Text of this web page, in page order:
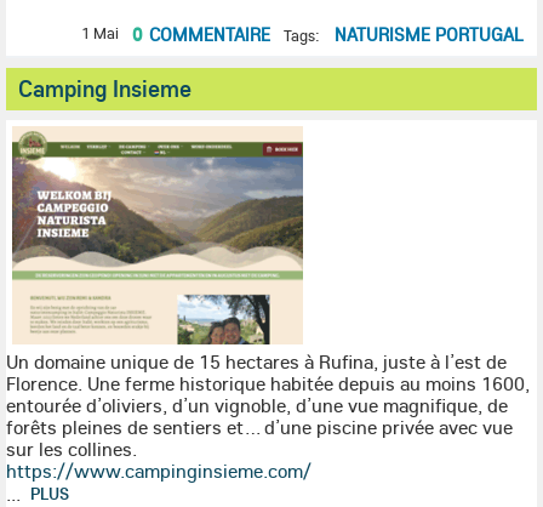
1 Mai 0 COMMENTAIRE Tags: NATURISME PORTUGAL
Camping Insieme
Un domaine unique de 15 hectares à Rufina, juste à l’est de
Florence. Une ferme historique habitée depuis au moins 1600,
entourée d’oliviers, d’un vignoble, d’une vue magnifique, de
forêts pleines de sentiers et… d’une piscine privée avec vue
sur les collines.
https://www.campinginsieme.com/
... PLUS